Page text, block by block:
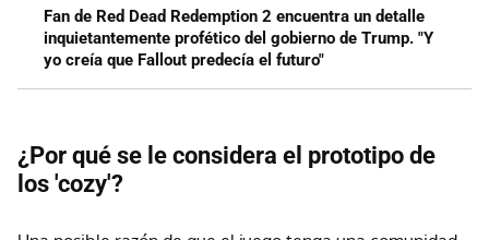
Fan de Red Dead Redemption 2 encuentra un detalle
inquietantemente profético del gobierno de Trump. "Y
yo creía que Fallout predecía el futuro"
¿Por qué se le considera el prototipo de
los 'cozy'?